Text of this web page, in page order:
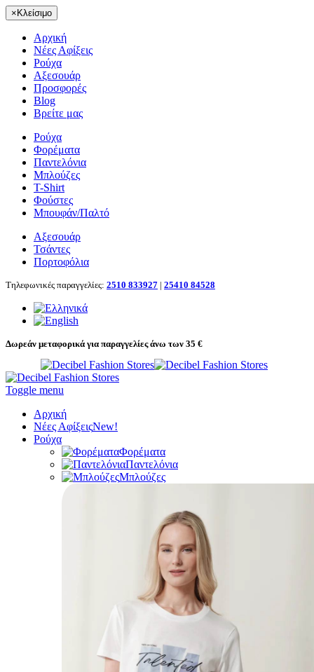
× Κλείσιμο
Αρχική
Νέες Αφίξεις
Ρούχα
Αξεσουάρ
Προσφορές
Blog
Βρείτε μας
Ρούχα
Φορέματα
Παντελόνια
Μπλούζες
T-Shirt
Φούστες
Μπουφάν/Παλτό
Αξεσουάρ
Τσάντες
Πορτοφόλια
Τηλεφωνικές παραγγελίες: 2510 833927 | 25410 84528
Δωρεάν μεταφορικά για παραγγελίες άνω των 35 €
Toggle menu
Αρχική
Νέες ΑφίξειςNew!
Ρούχα
Φορέματα
Παντελόνια
Μπλούζες